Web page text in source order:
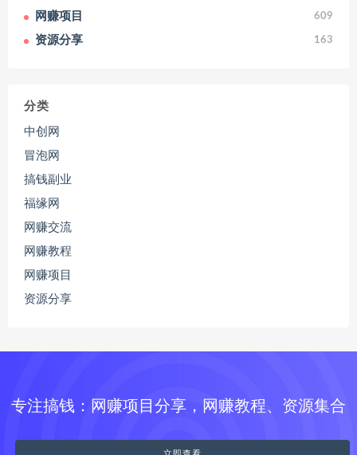
网赚项目 609
资源分享 163
分类
中创网
冒泡网
搞钱副业
福缘网
网赚交流
网赚教程
网赚项目
资源分享
专注搞钱：网赚项目分享，网赚教程、资源集合